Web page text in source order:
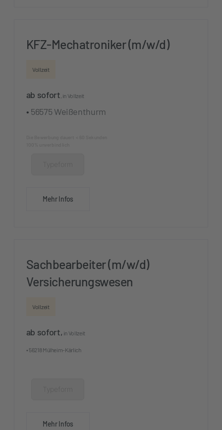
KFZ-Mechatroniker (m/w/d)
Vollzeit
ab sofort, in Vollzeit
• 56575 Weißenthurm
Mehr Infos
Sachbearbeiter (m/w/d)
Versicherungswesen
Vollzeit
ab sofort, in Vollzeit
• 56218 Mülheim-Kärlich
Mehr Infos